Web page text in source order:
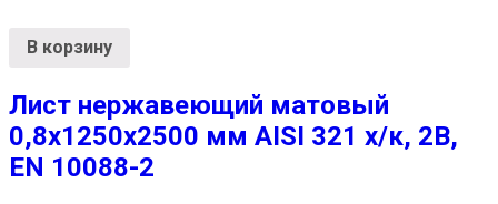
В корзину
Лист нержавеющий матовый
0,8х1250х2500 мм AISI 321 х/к, 2B,
EN 10088-2